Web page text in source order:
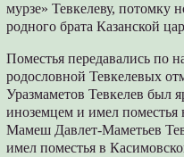
мурзе» Тевкелеву, потомку
родного брата Казанской
Поместья передавались по
родословной Тевкелевых
Уразмаметов Тевкелев был
иноземцем и имел
Мамеш Давлет-Маметьев
имел поместья в